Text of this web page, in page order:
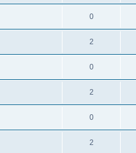
0
2
0
2
0
2